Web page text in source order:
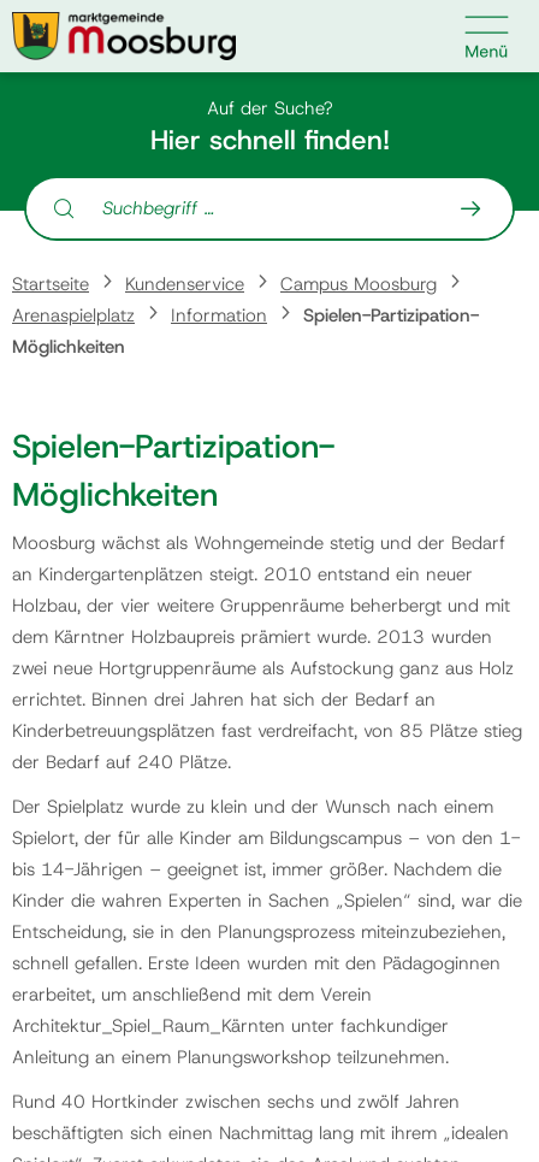
Kontakt 
Suche nach:
Startseite
Kundenservice
Veranstaltungen
Politik
Gemeinde
Kontakt
Auf der Suche?
Hier schnell finden!
Suche nach:
Startseite Kundenservice
Campus Moosburg
Arenaspielplatz
Information
Spielen-Partizipation-
Möglichkeiten
Spielen-Partizipation-
Möglichkeiten
Moosburg wächst als Wohngemeinde stetig und der Bedarf
an Kindergartenplätzen steigt. 2010 entstand ein neuer
Holzbau, der vier weitere Gruppenräume beherbergt und mit
dem Kärntner Holzbaupreis prämiert wurde. 2013 wurden
zwei neue Hortgruppenräume als Aufstockung ganz aus Holz
errichtet. Binnen drei Jahren hat sich der Bedarf an
Kinderbetreuungsplätzen fast verdreifacht, von 85 Plätze stieg
der Bedarf auf 240 Plätze.
Der Spielplatz wurde zu klein und der Wunsch nach einem
Spielort, der für alle Kinder am Bildungscampus – von den 1-
bis 14-Jährigen – geeignet ist, immer größer. Nachdem die
Kinder die wahren Experten in Sachen „Spielen“ sind, war die
Entscheidung, sie in den Planungsprozess miteinzubeziehen,
schnell gefallen. Erste Ideen wurden mit den Pädagoginnen
erarbeitet, um anschließend mit dem Verein
Architektur_Spiel_Raum_Kärnten unter fachkundiger
Anleitung an einem Planungsworkshop teilzunehmen.
Rund 40 Hortkinder zwischen sechs und zwölf Jahren
beschäftigten sich einen Nachmittag lang mit ihrem „idealen